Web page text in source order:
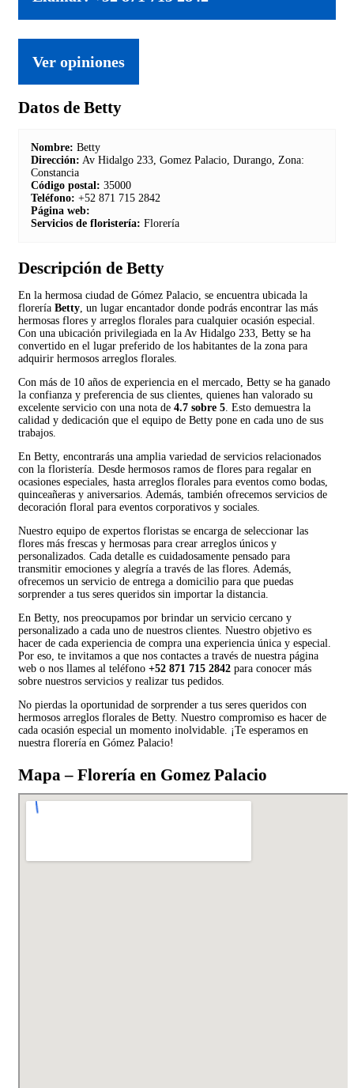
Ver opiniones
Datos de Betty
Nombre: Betty
Dirección: Av Hidalgo 233, Gomez Palacio, Durango, Zona:
Constancia
Código postal: 35000
Teléfono: +52 871 715 2842
Página web:
Servicios de floristería: Florería
Descripción de Betty
En la hermosa ciudad de Gómez Palacio, se encuentra ubicada la
florería Betty , un lugar encantador donde podrás encontrar las más
hermosas flores y arreglos florales para cualquier ocasión especial.
Con una ubicación privilegiada en la Av Hidalgo 233, Betty se ha
convertido en el lugar preferido de los habitantes de la zona para
adquirir hermosos arreglos florales.
Con más de 10 años de experiencia en el mercado, Betty se ha ganado
la confianza y preferencia de sus clientes, quienes han valorado su
excelente servicio con una nota de 4.7 sobre 5 . Esto demuestra la
calidad y dedicación que el equipo de Betty pone en cada uno de sus
trabajos.
En Betty, encontrarás una amplia variedad de servicios relacionados
con la floristería. Desde hermosos ramos de flores para regalar en
ocasiones especiales, hasta arreglos florales para eventos como bodas,
quinceañeras y aniversarios. Además, también ofrecemos servicios de
decoración floral para eventos corporativos y sociales.
Nuestro equipo de expertos floristas se encarga de seleccionar las
flores más frescas y hermosas para crear arreglos únicos y
personalizados. Cada detalle es cuidadosamente pensado para
transmitir emociones y alegría a través de las flores. Además,
ofrecemos un servicio de entrega a domicilio para que puedas
sorprender a tus seres queridos sin importar la distancia.
En Betty, nos preocupamos por brindar un servicio cercano y
personalizado a cada uno de nuestros clientes. Nuestro objetivo es
hacer de cada experiencia de compra una experiencia única y especial.
Por eso, te invitamos a que nos contactes a través de nuestra página
web o nos llames al teléfono +52 871 715 2842 para conocer más
sobre nuestros servicios y realizar tus pedidos.
No pierdas la oportunidad de sorprender a tus seres queridos con
hermosos arreglos florales de Betty. Nuestro compromiso es hacer de
cada ocasión especial un momento inolvidable. ¡Te esperamos en
nuestra florería en Gómez Palacio!
Mapa – Florería en Gomez Palacio